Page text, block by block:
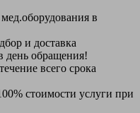
мед.оборудования в
и доставка
день обращения!
всего срока
стоимости услуги при